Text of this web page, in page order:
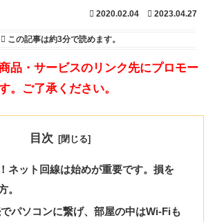
2020.02.04 2023.04.27
この記事は約3分で読めます。
品・サービスのリンク先にプロモー
。ご了承ください。
目次
ネット回線は始めが重要です。損を
。
パソコンに繋げ、部屋の中はWi-Fiも